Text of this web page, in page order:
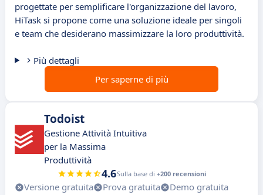
progettate per semplificare l'organizzazione del lavoro,
HiTask si propone come una soluzione ideale per singoli
e team che desiderano massimizzare la loro produttività.
Più dettagli
Per saperne di più
Todoist
Gestione Attività Intuitiva
per la Massima
Produttività
4.6Sulla base di +200 recensioni
Versione gratuita Prova gratuita
Demo gratuita